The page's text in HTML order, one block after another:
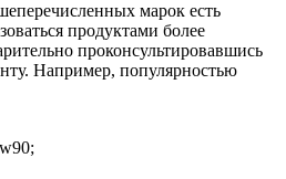
марок есть
продуктами более
проконсультировавшись
Например, популярностью